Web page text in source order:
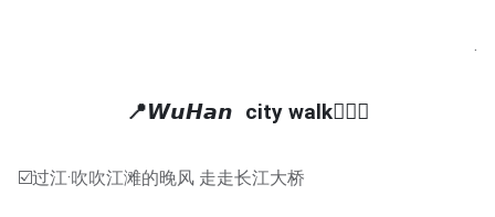
.
📍𝙒𝙪𝙃𝙖𝙣 city walk🚶🏻‍♂️
☑️过江·吹吹江滩的晚风 走走长江大桥